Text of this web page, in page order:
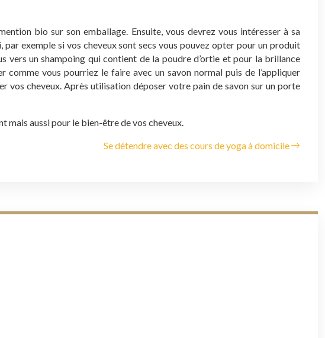
bio sur son emballage. Ensuite, vous devrez vous intéresser à sa
exemple si vos cheveux sont secs vous pouvez opter pour un produit
vers un shampoing qui contient de la poudre d’ortie et pour la brillance
vous pourriez le faire avec un savon normal puis de l’appliquer
vos cheveux. Après utilisation déposer votre pain de savon sur un porte
mais aussi pour le bien-être de vos cheveux.
Se détendre avec des cours de yoga à domicile